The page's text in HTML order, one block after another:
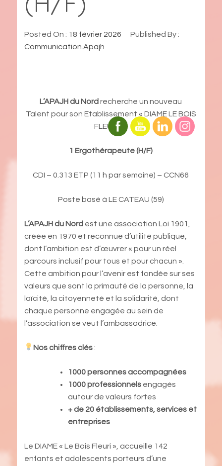
Posted On : 18 février 2026
Published By :
Communication.Apajh
L’APAJH du Nord recherche un nouveau
Talent pour son Etablissement « DIAME LE BOIS
FLEURI » :
1 Ergothérapeute (H/F)
CDI – 0.313 ETP (11 h par semaine) – CCN66
Poste basé à LE CATEAU (59)
L’APAJH du Nord est une association Loi 1901,
créée en 1970 et reconnue d’utilité publique,
dont l’ambition est d’œuvrer « pour un réel
parcours inclusif pour tous et pour chacun ».
Cette ambition pour l’avenir est fondée sur ses
valeurs que sont la primauté de la personne, la
laïcité, la citoyenneté et la solidarité, dont
chaque personne engagée au sein de
l’association se veut l’ambassadrice.
Nos chiffres clés:
1000 personnes accompagnées
1000 professionnelsengagés
autour de valeurs fortes
+ de 20 établissements, services et
entreprises
Le DIAME « Le Bois Fleuri », accueille 142
enfants et adolescents porteurs d’une